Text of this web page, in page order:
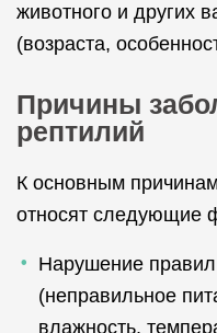
животного и других
(возраста,
Причины
рептилий
К основным
относят следующие
Нарушение
(неправильное
влажность,